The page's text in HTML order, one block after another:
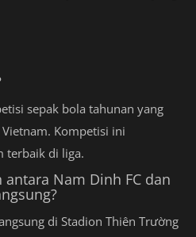
sepak bola tahunan yang
Kompetisi ini
terbaik di liga.
Nam Dinh FC dan
di Stadion Thiên Trường